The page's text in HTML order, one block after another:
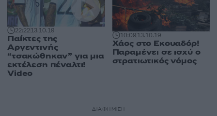
22:2213.10.19
Παίκτες της
Αργεντινής
“τσακώθηκαν” για μια
εκτέλεση πέναλτι!
Video
10:0913.10.19
Χάος στο Εκουαδόρ!
Παραμένει σε ισχύ ο
στρατιωτικός νόμος
ΔΙΑΦΗΜΙΣΗ